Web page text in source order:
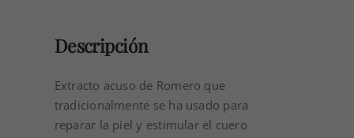
Descripción
Extracto acuso de Romero que
tradicionalmente se ha usado para
reparar la piel y estimular el cuero